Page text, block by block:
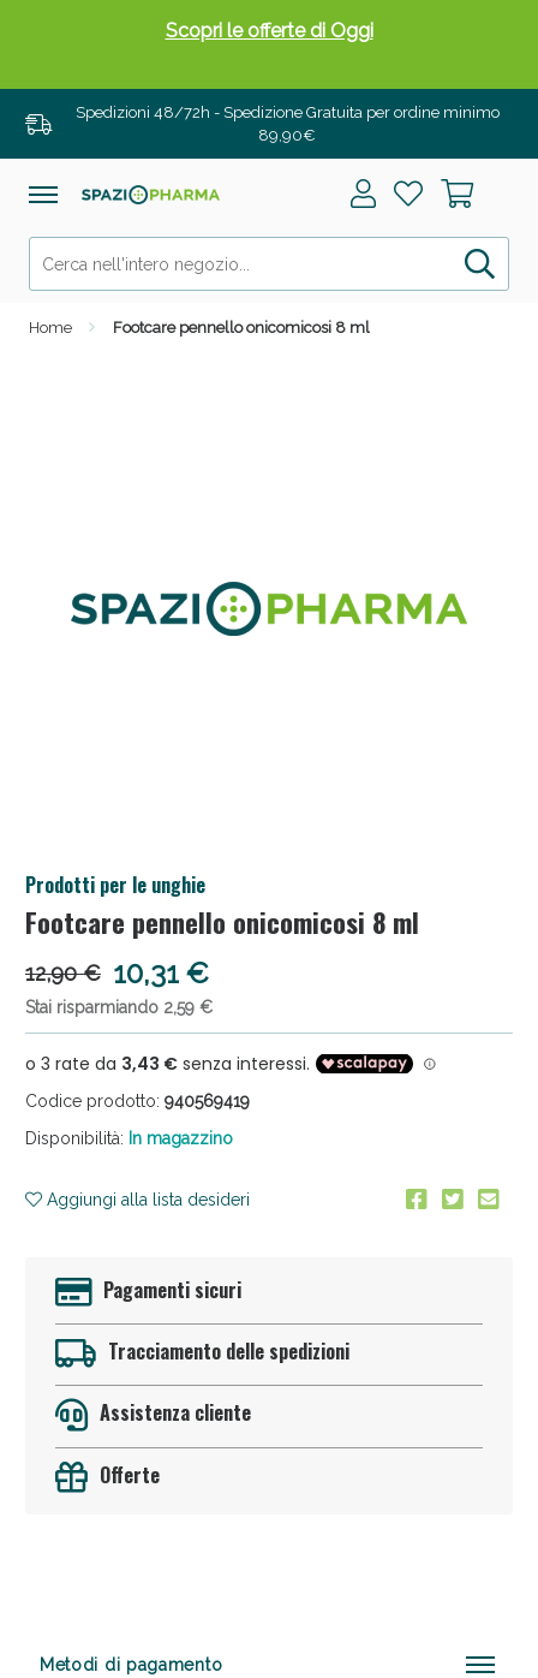
Spedizioni 48/72h - Spedizione Gratuita per ordine minimo
89,90€
Home Footcare pennello onicomicosi 8 ml
Prodotti per le unghie
Footcare pennello onicomicosi 8 ml
12,90 € 10,31 €
Stai risparmiando 2,59 €
Codice prodotto: 940569419
Disponibilità: In magazzino
Aggiungi alla lista desideri
Pagamenti sicuri
Tracciamento delle spedizioni
Assistenza cliente
Offerte
Metodi di pagamento
Scopri le offerte di Oggi
Salini e Multivitaminici: oggi Sconto extra fino al
Anticellulite e Fanghi: Sconto fino al 40% valido
oggi!